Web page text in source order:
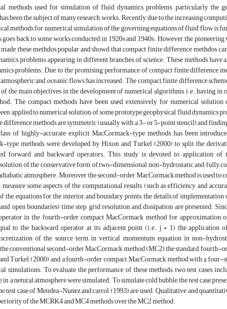
methods used for simulation of fluid dynamics problems, particularly the
been the subject of many research works. Recently, due to the increasing
methods for numerical simulation of the governing equations of fluid flow is
back to some works conducted in 1920s and 1940s. However, the
these methdos popular and showd that compact finite difference methdos
problems appearing in different branches of science. These methods have
problems. Due to the promising performance of compact finite difference
and oceanic flows has increased. The compact finite difference
the main objectives in the development of numerical algorithms, i.e., having in
The compact methods have been used extensively for numerical
applied to numerical solution of some prototype geophysical fluid dynamics
methods are symmetric (usually with a 3- or 5-point stencil) and
of highly-accurate explicit MacCormack-type methods has been
type methods were developed by Hixon and Turkel (2000) to split the
forward and backward operators. This study is devoted to application
of the conservative form of two-dimensional non-hydrostatic and fully
atmosphere. Moreover, the second-order MacCormack method is used to
some aspects of the computational results (such as efficiency and
the equations for the interior and boundary points, the details of
open boundaries), time step, grid resolution and dissipation are presented.
in the fourth-order compact MacCormack method for approximation
to the backward operator at its adjacent point (i.e., j + 1), the application
of the source term in vertical momentum equation in non-
conventional second-order MacCormack method (MC2), the standard fourth-
Turkel (2000) and a fourth-order compact MacCormack method with a
simulations. To evaluate the performance of these methods, two test cases
a netural atmosphere were simulated. To simulate cold bubble, the test case
case of Mendea-Nunez and carrol (1993) are used. Qualitative and
of the MCRK4 and MC4 methods over the MC2 method.